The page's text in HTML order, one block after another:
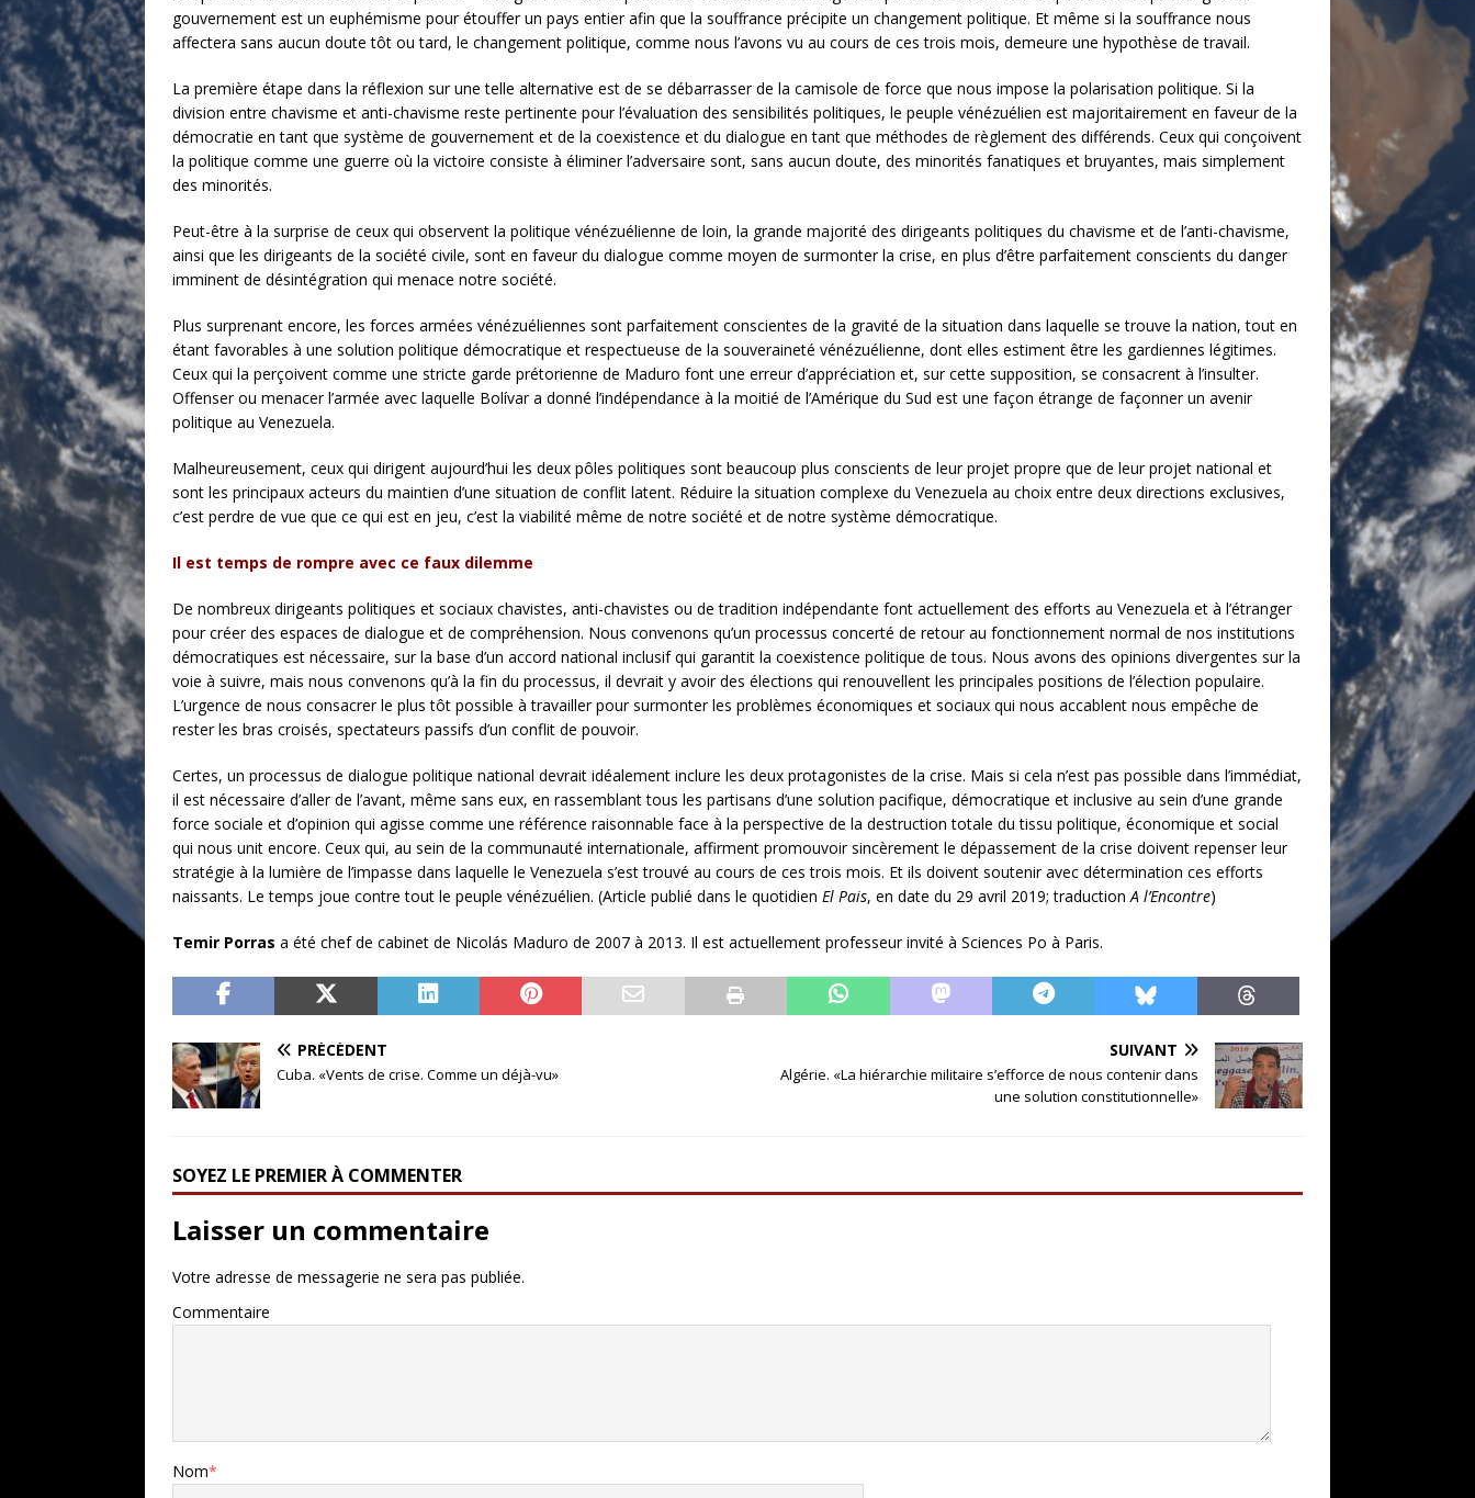
gouvernement est un euphémisme pour étouffer un pays entier afin que la souffrance précipite un changement politique. Et même si la souffrance nous
affectera sans aucun doute tôt ou tard, le changement politique, comme nous l’avons vu au cours de ces trois mois, demeure une hypothèse de travail.
La première étape dans la réflexion sur une telle alternative est de se débarrasser de la camisole de force que nous impose la polarisation politique. Si la
division entre chavisme et anti-chavisme reste pertinente pour l’évaluation des sensibilités politiques, le peuple vénézuélien est majoritairement en faveur de la
démocratie en tant que système de gouvernement et de la coexistence et du dialogue en tant que méthodes de règlement des différends. Ceux qui conçoivent
la politique comme une guerre où la victoire consiste à éliminer l’adversaire sont, sans aucun doute, des minorités fanatiques et bruyantes, mais simplement
des minorités.
Peut-être à la surprise de ceux qui observent la politique vénézuélienne de loin, la grande majorité des dirigeants politiques du chavisme et de l’anti-chavisme,
ainsi que les dirigeants de la société civile, sont en faveur du dialogue comme moyen de surmonter la crise, en plus d’être parfaitement conscients du danger
imminent de désintégration qui menace notre société.
Plus surprenant encore, les forces armées vénézuéliennes sont parfaitement conscientes de la gravité de la situation dans laquelle se trouve la nation, tout en
étant favorables à une solution politique démocratique et respectueuse de la souveraineté vénézuélienne, dont elles estiment être les gardiennes légitimes.
Ceux qui la perçoivent comme une stricte garde prétorienne de Maduro font une erreur d’appréciation et, sur cette supposition, se consacrent à l’insulter.
Offenser ou menacer l’armée avec laquelle Bolívar a donné l’indépendance à la moitié de l’Amérique du Sud est une façon étrange de façonner un avenir
politique au Venezuela.
Malheureusement, ceux qui dirigent aujourd’hui les deux pôles politiques sont beaucoup plus conscients de leur projet propre que de leur projet national et
sont les principaux acteurs du maintien d’une situation de conflit latent. Réduire la situation complexe du Venezuela au choix entre deux directions exclusives,
c’est perdre de vue que ce qui est en jeu, c’est la viabilité même de notre société et de notre système démocratique.
Il est temps de rompre avec ce faux dilemme
De nombreux dirigeants politiques et sociaux chavistes, anti-chavistes ou de tradition indépendante font actuellement des efforts au Venezuela et à l’étranger
pour créer des espaces de dialogue et de compréhension. Nous convenons qu’un processus concerté de retour au fonctionnement normal de nos institutions
démocratiques est nécessaire, sur la base d’un accord national inclusif qui garantit la coexistence politique de tous. Nous avons des opinions divergentes sur la
voie à suivre, mais nous convenons qu’à la fin du processus, il devrait y avoir des élections qui renouvellent les principales positions de l’élection populaire.
L’urgence de nous consacrer le plus tôt possible à travailler pour surmonter les problèmes économiques et sociaux qui nous accablent nous empêche de
rester les bras croisés, spectateurs passifs d’un conflit de pouvoir.
Certes, un processus de dialogue politique national devrait idéalement inclure les deux protagonistes de la crise. Mais si cela n’est pas possible dans l’immédiat,
il est nécessaire d’aller de l’avant, même sans eux, en rassemblant tous les partisans d’une solution pacifique, démocratique et inclusive au sein d’une grande
force sociale et d’opinion qui agisse comme une référence raisonnable face à la perspective de la destruction totale du tissu politique, économique et social
qui nous unit encore. Ceux qui, au sein de la communauté internationale, affirment promouvoir sincèrement le dépassement de la crise doivent repenser leur
stratégie à la lumière de l’impasse dans laquelle le Venezuela s’est trouvé au cours de ces trois mois. Et ils doivent soutenir avec détermination ces efforts
naissants. Le temps joue contre tout le peuple vénézuélien. (Article publié dans le quotidien El Pais, en date du 29 avril 2019; traductionA l’Encontre)
Temir Porras a été chef de cabinet de Nicolás Maduro de 2007 à 2013. Il est actuellement professeur invité à Sciences Po à Paris.
PRÉCÉDENT
Cuba. «Vents de crise. Comme un déjà-vu»
SUIVANT
Algérie. «La hiérarchie militaire s’efforce de nous contenir dans
une solution constitutionnelle»
SOYEZ LE PREMIER À COMMENTER
Laisser un commentaire
Votre adresse de messagerie ne sera pas publiée.
Commentaire
Nom*